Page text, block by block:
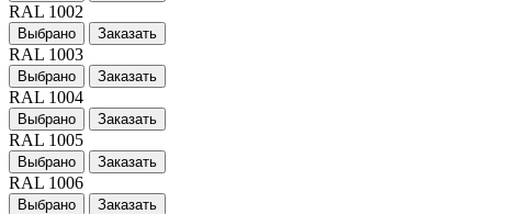
RAL 1002
Выбрано Заказать
RAL 1003
Выбрано Заказать
RAL 1004
Выбрано Заказать
RAL 1005
Выбрано Заказать
RAL 1006
Выбрано Заказать